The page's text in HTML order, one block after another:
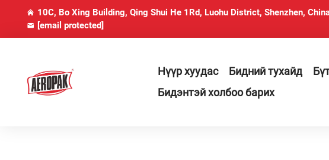
10C, Bo Xing Building, Qing Shui He 1Rd, Luohu District, Shenzhen,
[email protected]
Нүүр хуудас Бидний тухайд
Бидэнтэй холбоо барих